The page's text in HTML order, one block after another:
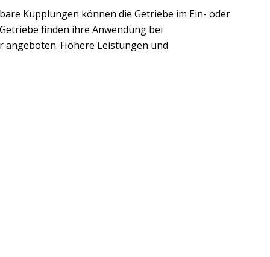
Kupplungen können die Getriebe im Ein- oder
finden ihre Anwendung bei
angeboten. Höhere Leistungen und